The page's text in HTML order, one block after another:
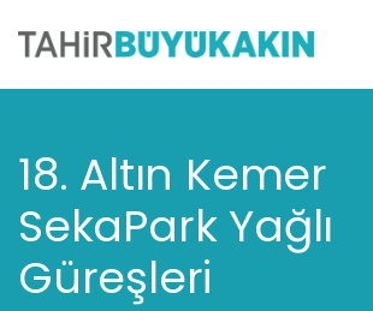
18. Altın Kemer
SekaPark Yağlı
Güreşleri